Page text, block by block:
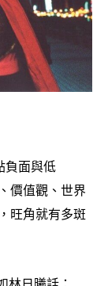
負面與低
價值觀、世界
， 旺角就有多斑